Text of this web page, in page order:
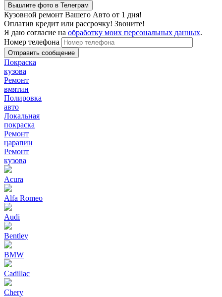
Вышлите фото в Телеграм
Кузовной ремонт Вашего Авто от 1 дня!
Оплатив кредит или рассрочку! Звоните!
Я даю согласие на обработку моих персональных данных.
Номер телефона
Покраска
кузова
Ремонт
вмятин
Полировка
авто
Локальная
покраска
Ремонт
царапин
Ремонт
кузова
Acura
Alfa Romeo
Audi
Bentley
BMW
Cadillac
Chery